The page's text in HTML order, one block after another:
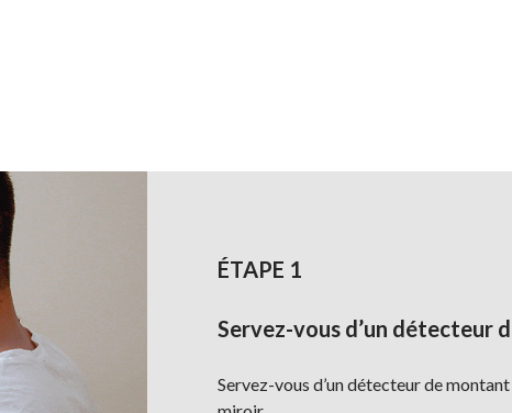
ÉTAPE 1
Servez-vous d’un détecteur
Servez-vous d’un détecteur de